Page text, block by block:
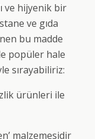
ve hijyenik bir
ve gıda
bu madde
popüler hale
sırayabiliriz:
ürünleri ile
malzemesidir